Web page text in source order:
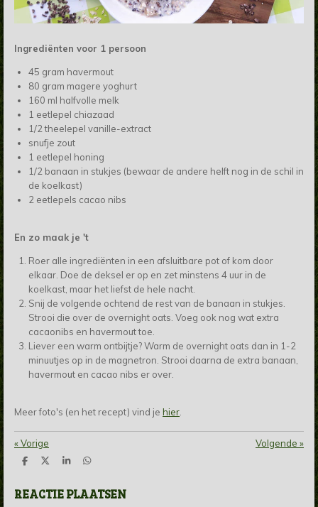
Ingrediënten voor 1 persoon
45 gram havermout
80 gram magere yoghurt
160 ml halfvolle melk
1 eetlepel chiazaad
1/2 theelepel vanille-extract
snufje zout
1 eetlepel honing
1/2 banaan in stukjes (bewaar de andere helft nog in de schil in
de koelkast)
2 eetlepels cacao nibs
En zo maak je 't
Roer alle ingrediënten in een afsluitbare pot of kom door
elkaar. Doe de deksel er op en zet minstens 4 uur in de
koelkast, maar het liefst de hele nacht.
Snij de volgende ochtend de rest van de banaan in stukjes.
Strooi die over de overnight oats. Voeg ook nog wat extra
cacaonibs en havermout toe.
Liever een warm ontbijtje? Warm de overnight oats dan in 1-2
minuutjes op in de magnetron. Strooi daarna de extra banaan,
havermout en cacao nibs er over.
Meer foto's (en het recept) vind je hier.
«Vorige Volgende »
D
e
n
D
l
S
r
e
D
e
n
REACTIE PLAATSEN